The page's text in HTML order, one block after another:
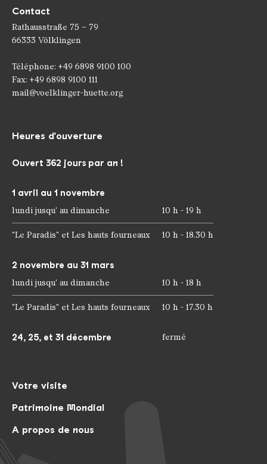
Contact
Rathausstraße 75 – 79
66333 Völklingen
Téléphone: +49 6898 9100 100
Fax: +49 6898 9100 111
mail@voelklinger-huette.org
Votre visite
Patrimoine Mondial
A propos de nous
Heures d'ouverture
Ouvert 362 jours par an !
1 avril au 1 novembre
lundi jusqu' au dimanche 10 h - 19 h
"Le Paradis" et Les hauts fourneaux 10 h - 18.30 h
2 novembre au 31 mars
lundi jusqu' au dimanche 10 h - 18 h
"Le Paradis" et Les hauts fourneaux 10 h - 17.30 h
24, 25, et 31 décembre fermé